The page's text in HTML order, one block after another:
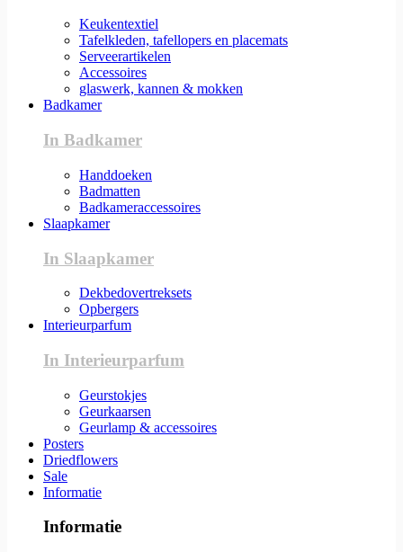
Keukentextiel
Tafelkleden, tafellopers en placemats
Serveerartikelen
Accessoires
glaswerk, kannen & mokken
Badkamer
In Badkamer
Handdoeken
Badmatten
Badkameraccessoires
Slaapkamer
In Slaapkamer
Dekbedovertreksets
Opbergers
Interieurparfum
In Interieurparfum
Geurstokjes
Geurkaarsen
Geurlamp & accessoires
Posters
Driedflowers
Sale
Informatie
Informatie